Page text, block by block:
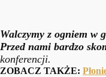
Walczymy z ogniem w
Przed nami bardzo
konferencji.
ZOBACZ TAKŻE: